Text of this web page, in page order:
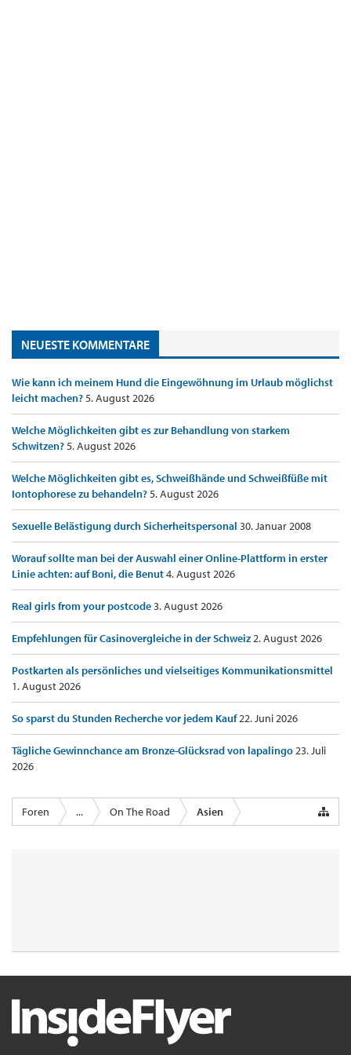
NEUESTE KOMMENTARE
Wie kann ich meinem Hund die Eingewöhnung im Urlaub möglichst
leicht machen?5. August 2026
Welche Möglichkeiten gibt es zur Behandlung von starkem
Schwitzen?5. August 2026
Welche Möglichkeiten gibt es, Schweißhände und Schweißfüße mit
Iontophorese zu behandeln?5. August 2026
Sexuelle Belästigung durch Sicherheitspersonal 30. Januar 2008
Worauf sollte man bei der Auswahl einer Online-Plattform in erster
Linie achten: auf Boni, die Benut4. August 2026
Real girls from your postcode3. August 2026
Empfehlungen für Casinovergleiche in der Schweiz2. August 2026
Postkarten als persönliches und vielseitiges Kommunikationsmittel
1. August 2026
So sparst du Stunden Recherche vor jedem Kauf22. Juni 2026
Tägliche Gewinnchance am Bronze-Glücksrad von lapalingo23. Juli
2026
Foren ... On The Road Asien